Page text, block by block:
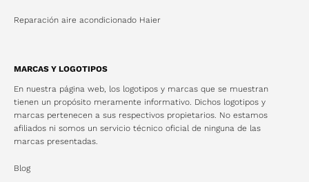
Reparación aire acondicionado Haier
MARCAS Y LOGOTIPOS
En nuestra página web, los logotipos y marcas que se muestran
tienen un propósito meramente informativo. Dichos logotipos y
marcas pertenecen a sus respectivos propietarios. No estamos
afiliados ni somos un servicio técnico oficial de ninguna de las
marcas presentadas.
Blog